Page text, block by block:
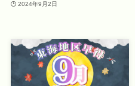
2024年9月2日